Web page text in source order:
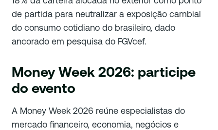
de partida para neutralizar a exposição cambial
do consumo cotidiano do brasileiro, dado
ancorado em pesquisa do FGVcef.
Money Week 2026: participe
do evento
A Money Week 2026 reúne especialistas do
mercado financeiro, economia, negócios e